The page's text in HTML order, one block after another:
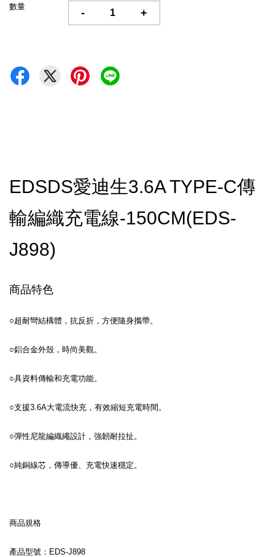
數量
- +
EDSDS愛迪生3.6A TYPE-C傳
輸編織充電線-150CM(EDS-
J898)
商品特色
○超耐彎結構體，抗反折，方便隨身攜帶。
○鋁合金外殼，時尚美觀。
○具資料傳輸和充電功能。
○支援3.6A大電流快充，有效縮短充電時間。
○彈性尼龍編織繩設計，強韌耐拉扯。
○純銅線芯，傳導優、充電快速穩定。
商品規格
產品型號：EDS-J898